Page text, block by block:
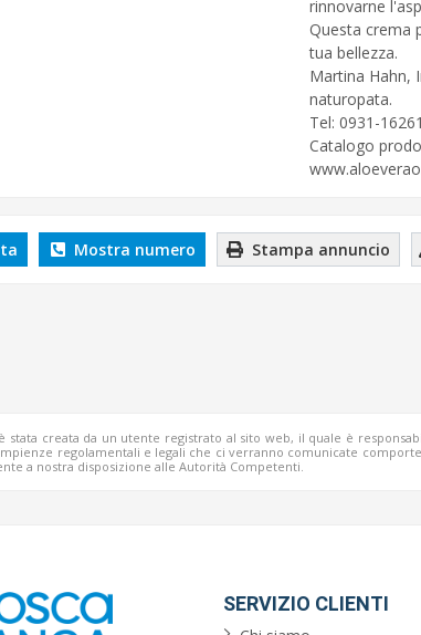
rinnovarne
Questa crema
tua bellezza.
Martina Hahn,
naturopata.
Tel: 0931-
Catalogo
Mostra numero Stampa annuncio
stata creata da un utente registrato al sito web, il quale è
regolamentali e legali che ci verranno comunicate
a nostra disposizione alle Autorità Competenti.
SERVIZIO CLIENTI